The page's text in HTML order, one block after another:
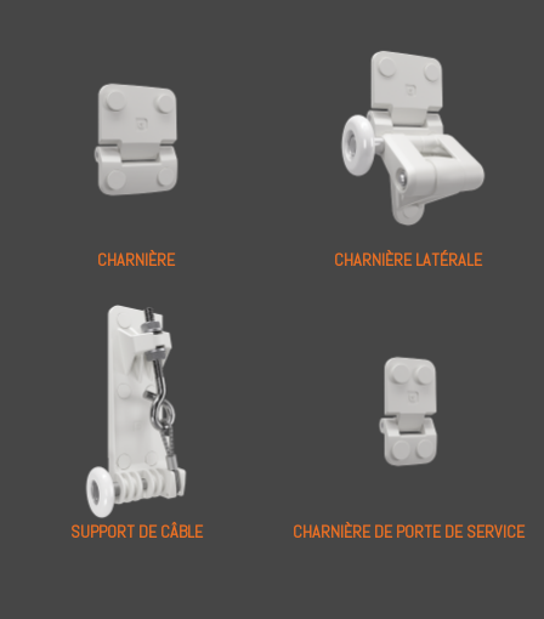
CHARNIÈRE CHARNIÈRE LATÉRALE
SUPPORT DE CÂBLE CHARNIÈRE DE PORTE DE SERVICE